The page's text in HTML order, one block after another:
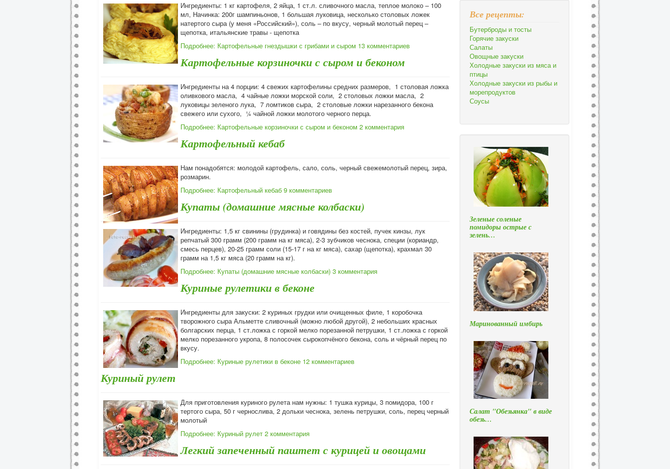
Ингредиенты: 1 кг картофеля, 2 яйца, 1 ст.л. сливочного масла, теплое молоко – 100
мл, Начинка: 200г шампиньонов, 1 большая луковица, несколько столовых ложек
натертого сыра (у меня «Российский»), соль – по вкусу, черный молотый перец –
щепотка, итальянские травы - щепотка
Подробнее: Картофельные гнездышки с грибами и сыром 13 комментариев
Картофельные корзиночки с сыром и беконом
Ингредиенты на 4 порции: 4 свежих картофелины средних размеров, 1 столовая ложка
оливкового масла, 4 чайные ложки морской соли, 2 столовых ложки масла, 2
луковицы зеленого лука, 7 ломтиков сыра, 2 столовые ложки нарезанного бекона
свежего или сухого, ¼ чайной ложки молотого черного перца.
Подробнее: Картофельные корзиночки с сыром и беконом 2 комментария
Картофельный кебаб
Нам понадобятся: молодой картофель, сало, соль, черный свежемолотый перец, зира,
розмарин.
Подробнее: Картофельный кебаб 9 комментариев
Купаты (домашние мясные колбаски)
Ингредиенты: 1,5 кг свинины (грудинка) и говядины без костей, пучек кинзы, лук
репчатый 300 грамм (200 грамм на кг мяса), 2-3 зубчиков чеснока, специи (кориандр,
смесь перцев), 20-25 грамм соли (15-17 г на кг мяса), сахар (щепотка), крахмал 30
грамм на 1,5 кг мяса (20 грамм на кг).
Подробнее: Купаты (домашние мясные колбаски) 3 комментария
Куриные рулетики в беконе
Ингредиенты для закуски: 2 куриных грудки или очищенных филе, 1 коробочка
творожного сыра Альметте сливочный (можно любой другой), 2 небольших красных
болгарских перца, 1 ст.ложка с горкой мелко порезанной петрушки, 1 ст.ложка с горкой
мелко порезанного укропа, 8 полосочек сырокопчёного бекона, соль и чёрный перец по
вкусу.
Подробнее: Куриные рулетики в беконе 12 комментариев
Куриный рулет
Для приготовления куриного рулета нам нужны: 1 тушка курицы, 3 помидора, 100 г
тертого сыра, 50 г чернослива, 2 дольки чеснока, зелень петрушки, соль, перец черный
молотый
Подробнее: Куриный рулет 2 комментария
Легкий запеченный паштет с курицей и овощами
Все рецепты:
Бутерброды и тосты
Горячие закуски
Салаты
Овощные закуски
Холодные закуски из мяса и
птицы
Холодные закуски из рыбы и
морепродуктов
Соусы
Зеленые соленые
помидоры острые с
зелень…
Маринованный имбирь
Салат "Обезьянка" в виде
обезь…